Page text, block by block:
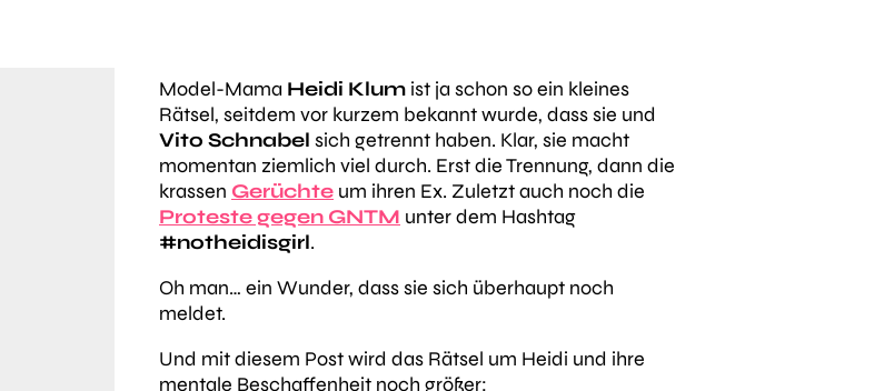
Model-Mama Heidi Klum ist ja schon so ein kleines
Rätsel, seitdem vor kurzem bekannt wurde, dass sie und
Vito Schnabel sich getrennt haben. Klar, sie macht
momentan ziemlich viel durch. Erst die Trennung, dann die
krassen Gerüchte um ihren Ex. Zuletzt auch noch die
Proteste gegen GNTM unter dem Hashtag
#notheidisgirl.
Oh man… ein Wunder, dass sie sich überhaupt noch
meldet.
Und mit diesem Post wird das Rätsel um Heidi und ihre
mentale Beschaffenheit noch größer: